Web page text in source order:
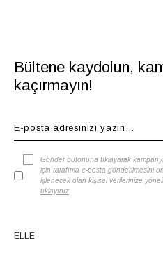
Bültene kaydolun,
kaçırmayın!
Gönder butonuna tıklayarak
için tarafıma e-posta gönderilmesini
işlenecek olan kişisel verilerinize
tıklayınız
ELLE